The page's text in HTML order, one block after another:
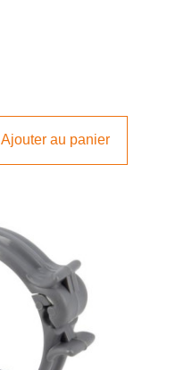
Ajouter au panier